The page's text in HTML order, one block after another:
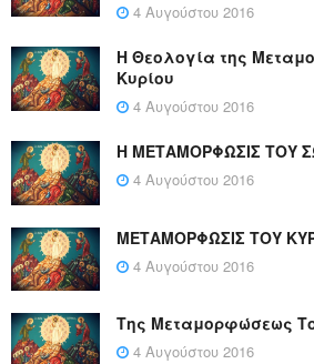
4 Αυγούστου 2016
Η Θεολογία της
Κυρίου
4 Αυγούστου 2016
Η ΜΕΤΑΜΟΡΦΩΣΙΣ ΤΟΥ
4 Αυγούστου 2016
ΜΕΤΑΜΟΡΦΩΣΙΣ ΤΟΥ
4 Αυγούστου 2016
Της Μεταμορφώσεως
4 Αυγούστου 2016